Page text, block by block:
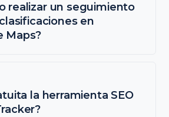
realizar un seguimiento
en
Maps?
la herramienta SEO